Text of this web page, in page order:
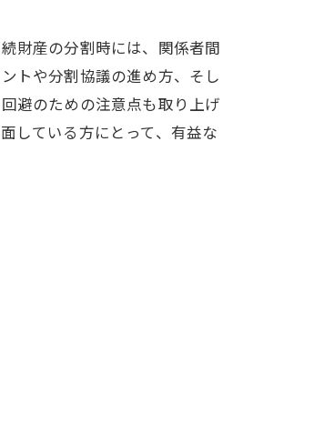
財産の分割時には、関係者間
トや分割協議の進め方、そし
避のための注意点も取り上げ
している方にとって、有益な